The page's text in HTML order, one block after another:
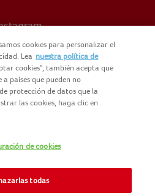
DE PRIVACIDAD
DEL SITIO
Y CONDICIONES
SERVICES
cookies para personalizar el
Lea nuestra política de
cookies", también acepta que
países que pueden no
protección de datos que la
las cookies, haga clic en
de cookies
todas